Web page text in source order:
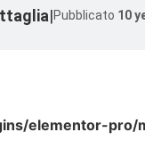
|Pubblicato 10
elementor-pro/